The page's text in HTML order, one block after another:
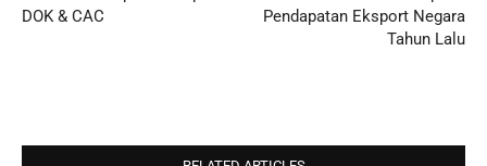
DOK & CAC
Pendapatan Eksport Negara
Tahun Lalu